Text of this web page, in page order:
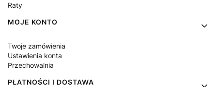
Raty
MOJE KONTO
Twoje zamówienia
Ustawienia konta
Przechowalnia
PŁATNOŚCI I DOSTAWA